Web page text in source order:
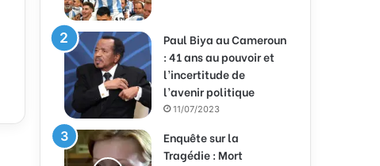
Paul Biya au Cameroun
: 41 ans au pouvoir et
l’incertitude de
l’avenir politique
11/07/2023
Enquête sur la
Tragédie : Mort